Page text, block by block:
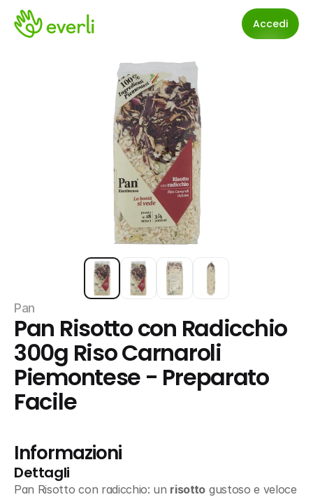
Accedi
Pan
Pan Risotto con Radicchio
300g Riso Carnaroli
Piemontese - Preparato
Facile
Informazioni
Dettagli
Pan Risotto con radicchio: un risotto gustoso e veloce